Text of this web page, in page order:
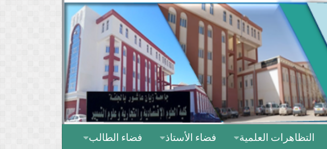
Skip to content
التظاهرات العلمية فضاء الأستاذ فضاء الطالب